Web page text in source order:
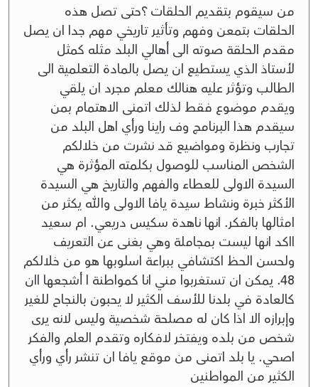
من سيقوم بتقديم الحلقات ؟حتى تصل هذه
الحلقات بتمعن وفهم وتأثير تاريخي مهم جدا ان يصل
مقدم الحلقة صوته الى أهالي البلد مثله كمثل
لأستاذ الذي يستطيع ان يصل بالمادة التعلمية الى
الطالب وتؤثر عليه هنالك معلم مجرد ان يلقي
ويقدم موضوع فقط لذلك اتمنى الاهتمام بمن
سيقدم هذا البرنامج وف راينا ورأي اهل البلد من
تجارب ونظرة ومواضيع قد نشرت من خلالكم
الشخص المناسب للوصول بكلمته المؤثرة هي
السيدة الاولى للعطاء والفهم والتاريخ هي السيدة
الأكثر خبرة ونشاط سيدة يافا الاولى والله يكثر من
امثالها بالفكر. انها ناهدة سكيس دريعي. ام سعيد
ااكد انها ليست بمجاملة وهي بغنى عن التعريف
ولحسن الحظ اكتشافي ببراعة اسلوبها هو من خلالكم
48. يمكن ان تستغربوا مني انا كمواطنة ا أشجعها اان
كالعادة في بلدنا للأسف الكثير لا يحبون بالنجاح للغير
وإبرازه الا اذا كان له مصلحة شخصية وليس لانه يرى
شخص من بلده ويفتخر لافكاره وتقدم العلم والفكر
اصحي. يا بلد اتمنى من موقع يافا ان تنشر رأي ورأي
الكثير من المواطنين